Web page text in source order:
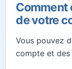
Comment
de votre
Vous pouvez
compte et des